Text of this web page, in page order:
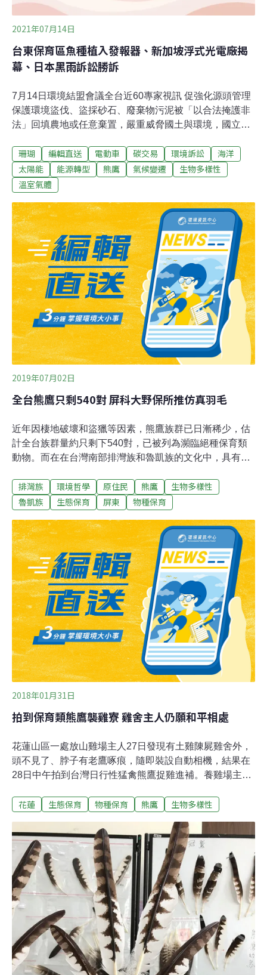
2021年07月14日
台東保育區魚種植入發報器、新加坡浮式光電廠揭
幕、日本黑雨訴訟勝訴
7月14日環境結盟會議全台近60專家視訊 促強化源頭管理
保護環境盜伐、盜採砂石、廢棄物污泥被「以合法掩護非
法」回填農地或任意棄置，嚴重威脅國土與環境，國立成
團近60位專家，召開環境結盟活動，第四河川局長李友平
在會中表示，近年來因垃圾焚化爐即將屆限及處理費大幅
提高，導致大量廢棄物被趁夜濫倒在全國河川區域，污染
河川水源，建議環保單位必須源頭管理。（自由時報報
導）改善空污與能源轉型 雲縣府邀台塑及專家進行討論雲
林縣政府為改善空污與能源轉型，14日下午邀請專家學
者、產業代表舉辦「空氣污染與能源轉型專家諮詢會
議」，共同探討如何在兼顧工安、環保、人民期待、經濟
規模的情況下，推動能源轉型、空污改善，希望能創造多
贏的局面，將雲林縣打造成永續發展城市。（大紀元報
導）
珊瑚 編輯直送 電動車 碳交易 環境訴訟
海洋
太陽能
能源轉型 熊鷹 氣候變遷
生物多樣性
溫室氣體
2019年07月02日
全台熊鷹只剩540對 屏科大野保所推仿真羽毛
近年因棲地破壞和盜獵等因素，熊鷹族群已日漸稀少，估
計全台族群量約只剩下540對，已被列為瀕臨絕種保育類
動物。而在在台灣南部排灣族和魯凱族的文化中，具有重
野生動物保育研究所與林務局合作推出「熊鷹仿真羽毛工
作坊」，由工藝師指導製作仿真羽毛，希望可以代替真的
努力達到維護傳統文化、又可保育熊鷹的雙贏目標。工作
坊由屏科大野保所教授所孫元勳在林務局的支持下舉辦，
邀請對熊鷹羽毛有深入觀察的工藝師鍾金男擔任授課講
師，傳授仿真熊鷹羽毛的繪製技術。至今已連辦2年，吸
引不少年輕的部落族人參加。除了仿真羽毛，野保所也正
在蒐集全台灣各單位圈養熊鷹的自然落羽，希望之後能夠
讓具有配戴資格的部落族人申請使用。
排灣族 環境哲學 原住民 熊鷹
生物多樣性
魯凱族
生態保育 屏東 物種保育
2018年01月31日
拍到保育類熊鷹襲雞寮 雞舍主人仍願和平相處
花蓮山區一處放山雞場主人27日發現有土雞陳屍雞舍外，
頭不見了、脖子有老鷹啄痕，隨即裝設自動相機，結果在
28日中午拍到台灣日行性猛禽熊鷹捉雞進補。養雞場主人
是雞毛」，但不知是哪一種猛禽，且近半年已損失近10隻
想到真的拍到熊鷹吃母雞屍體。錄影畫面拍了一個多小
時，畫面中熊鷹曾試圖叼走雞，但土雞太重，只好原地進
食，其他珠雞雖在旁邊一直叫、試圖威嚇，但不敢靠近熊
鷹，約下午一點多熊鷹吃飽離開。養雞場主人說，他原本
就愛動物、喜歡拍攝生態照，也知道熊鷹很稀有，雖然知
道「牠隨時可能回來」造成損失，但他很願意和鷹和平共
處。台灣猛禽研究會常務監事林文宏表示，台灣目前8種
日行性的本土猛禽中，以熊鷹最稀少、體型也最大最兇
猛，由於棲息環境通常在大面積的原始林，一般很難觀察
到牠。藍腹鷳、飛鼠甚至台灣獼猴、山羌都可能是牠的
花蓮 生態保育 物種保育 熊鷹 生物多樣性